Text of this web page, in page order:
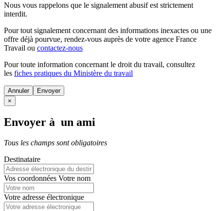
Nous vous rappelons que le signalement abusif est strictement
interdit.
Pour tout signalement concernant des informations inexactes ou une
offre déjà pourvue, rendez-vous auprès de votre agence France
Travail ou contactez-nous
Pour toute information concernant le droit du travail, consultez
les fiches pratiques du Ministère du travail
Annuler
×
Envoyer à un ami
Tous les champs sont obligatoires
Destinataire
Vos coordonnées Votre nom
Votre adresse électronique